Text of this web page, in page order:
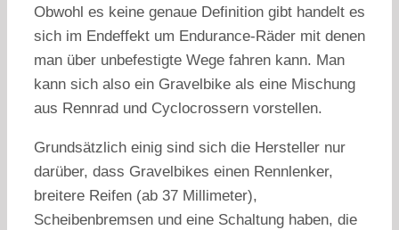
Obwohl es keine genaue Definition gibt handelt es
sich im Endeffekt um Endurance-Räder mit denen
man über unbefestigte Wege fahren kann. Man
kann sich also ein Gravelbike als eine Mischung
aus Rennrad und Cyclocrossern vorstellen.
Grundsätzlich einig sind sich die Hersteller nur
darüber, dass Gravelbikes einen Rennlenker,
breitere Reifen (ab 37 Millimeter),
Scheibenbremsen und eine Schaltung haben, die